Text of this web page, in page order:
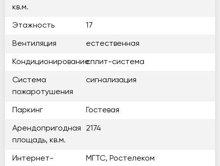
кв.м.
Этажность 17
Вентиляция естественная
Кондиционированиесплит-система
Система
пожаротушения
сигнализация
Паркинг Гостевая
Арендопригодная
площадь, кв.м.
2174
Интернет-
МГТС, Ростелеком